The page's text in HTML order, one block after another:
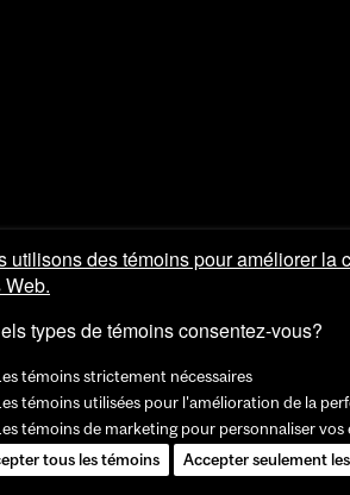
utilisons des témoins pour améliorer la
types de témoins consentez-vous?
témoins strictement nécessaires
témoins utilisées pour l'amélioration de la
témoins de marketing pour personnaliser vos
tous les témoins
Accepter seulement